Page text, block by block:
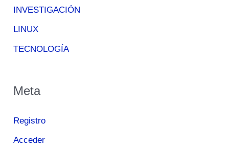
INVESTIGACIÓN
LINUX
TECNOLOGÍA
Meta
Registro
Acceder